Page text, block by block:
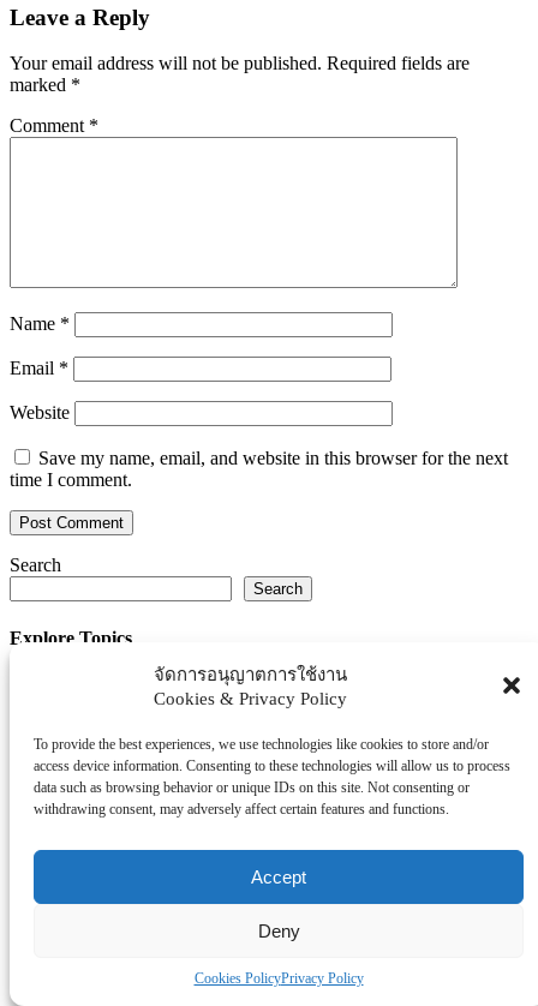
จัดการอนุญาตการใช้งาน
Cookies & Privacy Policy
To provide the best experiences, we use technologies like cookies to store and/or
access device information. Consenting to these technologies will allow us to process
data such as browsing behavior or unique IDs on this site. Not consenting or
withdrawing consent, may adversely affect certain features and functions.
Accept
Deny
Cookies PolicyPrivacy Policy
Leave a Reply
Your email address will not be published. Required fields are
marked *
Comment *
Name *
Email *
Website
Save my name, email, and website in this browser for the next
time I comment.
Search
Search
Explore Topics
Thaiworldtoday
Uncategorized
ธุรกิจ/ประกัน/การเงิน
บันเทิง/กีฬา
ภาครัฐ/ราชการ
ยานยนต์
โรงแรม/ท่องเที่ยว/อาหาร
Tag Clouds